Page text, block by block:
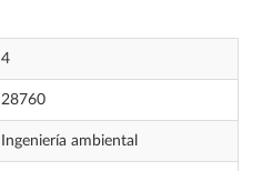
4
28760
Ingeniería ambiental